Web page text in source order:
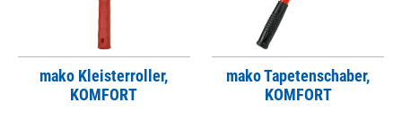
mako Kleisterroller,
KOMFORT
mako Tapetenschaber,
KOMFORT